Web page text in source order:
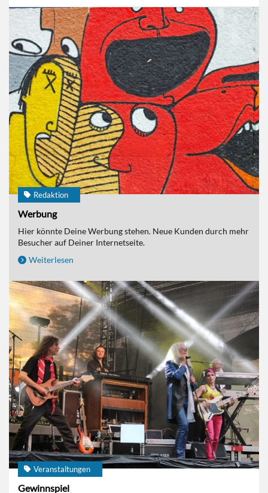
Redaktion
Werbung
Hier könnte Deine Werbung stehen. Neue Kunden durch mehr
Besucher auf Deiner Internetseite.
Weiterlesen
Veranstaltungen
Gewinnspiel